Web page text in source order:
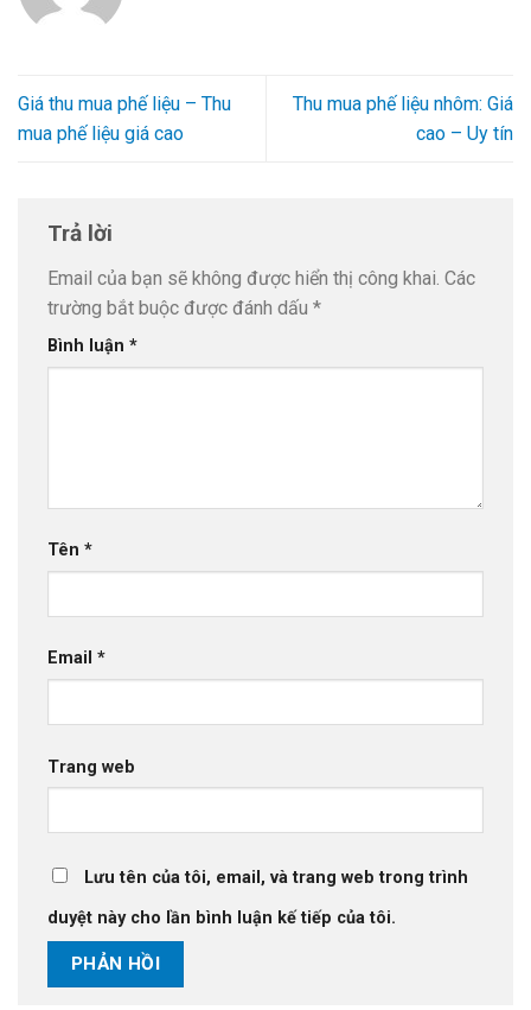
Giá thu mua phế liệu – Thu
mua phế liệu giá cao
Thu mua phế liệu nhôm: Giá
cao – Uy tín
Trả lời
Email của bạn sẽ không được hiển thị công khai. Các
trường bắt buộc được đánh dấu *
Bình luận *
Tên *
Email *
Trang web
Lưu tên của tôi, email, và trang web trong trình
duyệt này cho lần bình luận kế tiếp của tôi.